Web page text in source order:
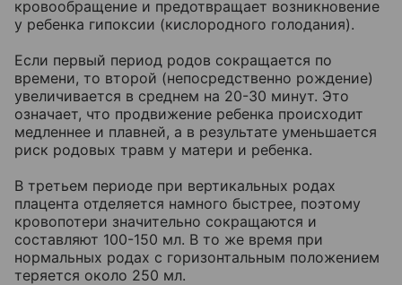
кровообращение и предотвращает возникновение
у ребенка гипоксии (кислородного голодания).
Если первый период родов сокращается по
времени, то второй (непосредственно рождение)
увеличивается в среднем на 20-30 минут. Это
означает, что продвижение ребенка происходит
медленнее и плавней, а в результате уменьшается
риск родовых травм у матери и ребенка.
В третьем периоде при вертикальных родах
плацента отделяется намного быстрее, поэтому
кровопотери значительно сокращаются и
составляют 100-150 мл. В то же время при
нормальных родах с горизонтальным положением
теряется около 250 мл.